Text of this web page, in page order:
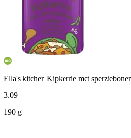
Ella's kitchen Kipkerrie met
3.09
190 g